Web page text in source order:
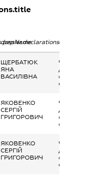
dossier.declarations.personName
ЩЕРБАТЮК
ЯНА
ВАСИЛІВНА
Членство
декларування в
організаціях та
органах
ЯКОВЕНКО
СЕРГІЙ
ГРИГОРОВИЧ
Членство
декларування в
організаціях та
органах
ЯКОВЕНКО
СЕРГІЙ
ГРИГОРОВИЧ
Членство
декларування в
організаціях та
органах